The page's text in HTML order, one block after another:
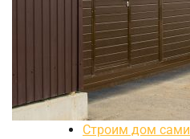
Строим дом сами